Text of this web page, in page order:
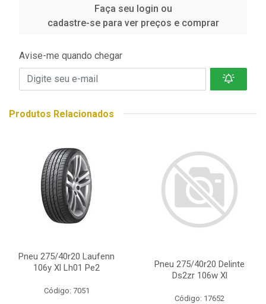
Faça seu login ou
cadastre-se para ver preços e comprar
Avise-me quando chegar
Produtos Relacionados
Pneu 275/40r20 Laufenn
106y Xl Lh01 Pe2
Código: 7051
Pneu 275/40r20 Delinte
Ds2zr 106w Xl
Código: 17652